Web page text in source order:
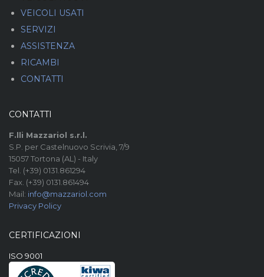
VEICOLI USATI
SERVIZI
ASSISTENZA
RICAMBI
CONTATTI
CONTATTI
F.lli Mazzariol s.r.l.
S.P. per Castelnuovo Scrivia, 7/9
15057 Tortona (AL) - Italy
Tel. (+39) 0131.861294
Fax. (+39) 0131.861494
Mail: info@mazzariol.com
Privacy Policy
CERTIFICAZIONI
ISO 9001